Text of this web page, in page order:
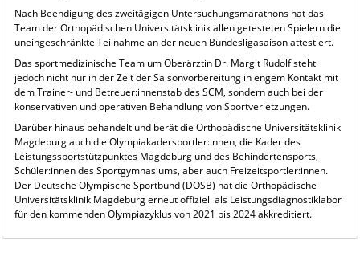
Nach Beendigung des zweitägigen Untersuchungsmarathons hat das
Team der Orthopädischen Universitätsklinik allen getesteten Spielern die
uneingeschränkte Teilnahme an der neuen Bundesligasaison attestiert.
Das sportmedizinische Team um Oberärztin Dr. Margit Rudolf steht
jedoch nicht nur in der Zeit der Saisonvorbereitung in engem Kontakt mit
dem Trainer- und Betreuer:innenstab des SCM, sondern auch bei der
konservativen und operativen Behandlung von Sportverletzungen.
Darüber hinaus behandelt und berät die Orthopädische Universitätsklinik
Magdeburg auch die Olympiakadersportler:innen, die Kader des
Leistungssportstützpunktes Magdeburg und des Behindertensports,
Schüler:innen des Sportgymnasiums, aber auch Freizeitsportler:innen.
Der Deutsche Olympische Sportbund (DOSB) hat die Orthopädische
Universitätsklinik Magdeburg erneut offiziell als Leistungsdiagnostiklabor
für den kommenden Olympiazyklus von 2021 bis 2024 akkreditiert.